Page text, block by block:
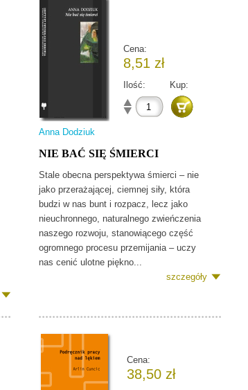
Cena:
8,51 zł
Ilość: Kup:
Anna Dodziuk
NIE BAĆ SIĘ ŚMIERCI
Stale obecna perspektywa śmierci – nie
jako przerażającej, ciemnej siły, która
budzi w nas bunt i rozpacz, lecz jako
nieuchronnego, naturalnego zwieńczenia
naszego rozwoju, stanowiącego część
ogromnego procesu przemijania – uczy
nas cenić ulotne piękno...
szczegóły
Cena:
38,50 zł